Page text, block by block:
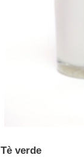
Tè verde